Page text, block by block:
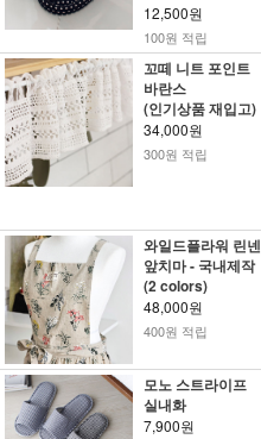
12,500원
100원 적립
꼬떼 니트 포인트
바란스
(인기상품 재입고)
34,000원
300원 적립
와일드플라워 린넨
앞치마 - 국내제작
(2 colors)
48,000원
400원 적립
모노 스트라이프
실내화
7,900원